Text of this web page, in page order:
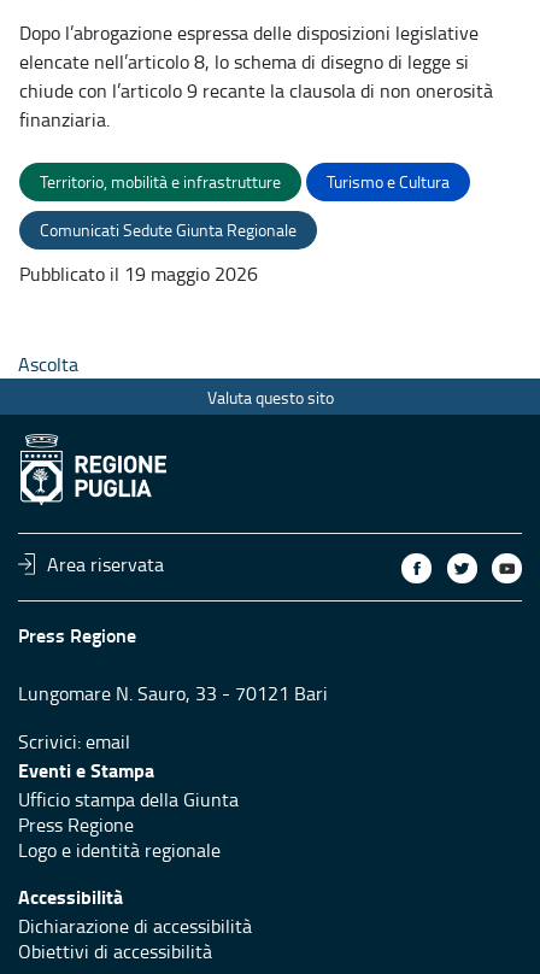
Dopo l’abrogazione espressa delle disposizioni legislative
elencate nell’articolo 8, lo schema di disegno di legge si
chiude con l’articolo 9 recante la clausola di non onerosità
finanziaria.
Territorio, mobilità e infrastrutture Turismo e Cultura
Comunicati Sedute Giunta Regionale
Pubblicato il 19 maggio 2026
Ascolta
Valuta questo sito
Area riservata
Press Regione
Lungomare N. Sauro, 33 - 70121 Bari
Scrivici:email
Eventi e Stampa
Ufficio stampa della Giunta
Press Regione
Logo e identità regionale
Accessibilità
Dichiarazione di accessibilità
Obiettivi di accessibilità